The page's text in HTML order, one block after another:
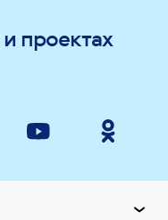
проектах